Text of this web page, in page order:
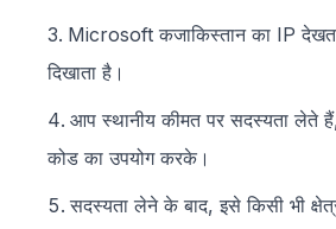
Microsoft कजाकिस्तान का IP
दिखाता है।
आप स्थानीय कीमत पर सदस्यता लेते
कोड का उपयोग करके।
सदस्यता लेने के बाद, इसे किसी भी